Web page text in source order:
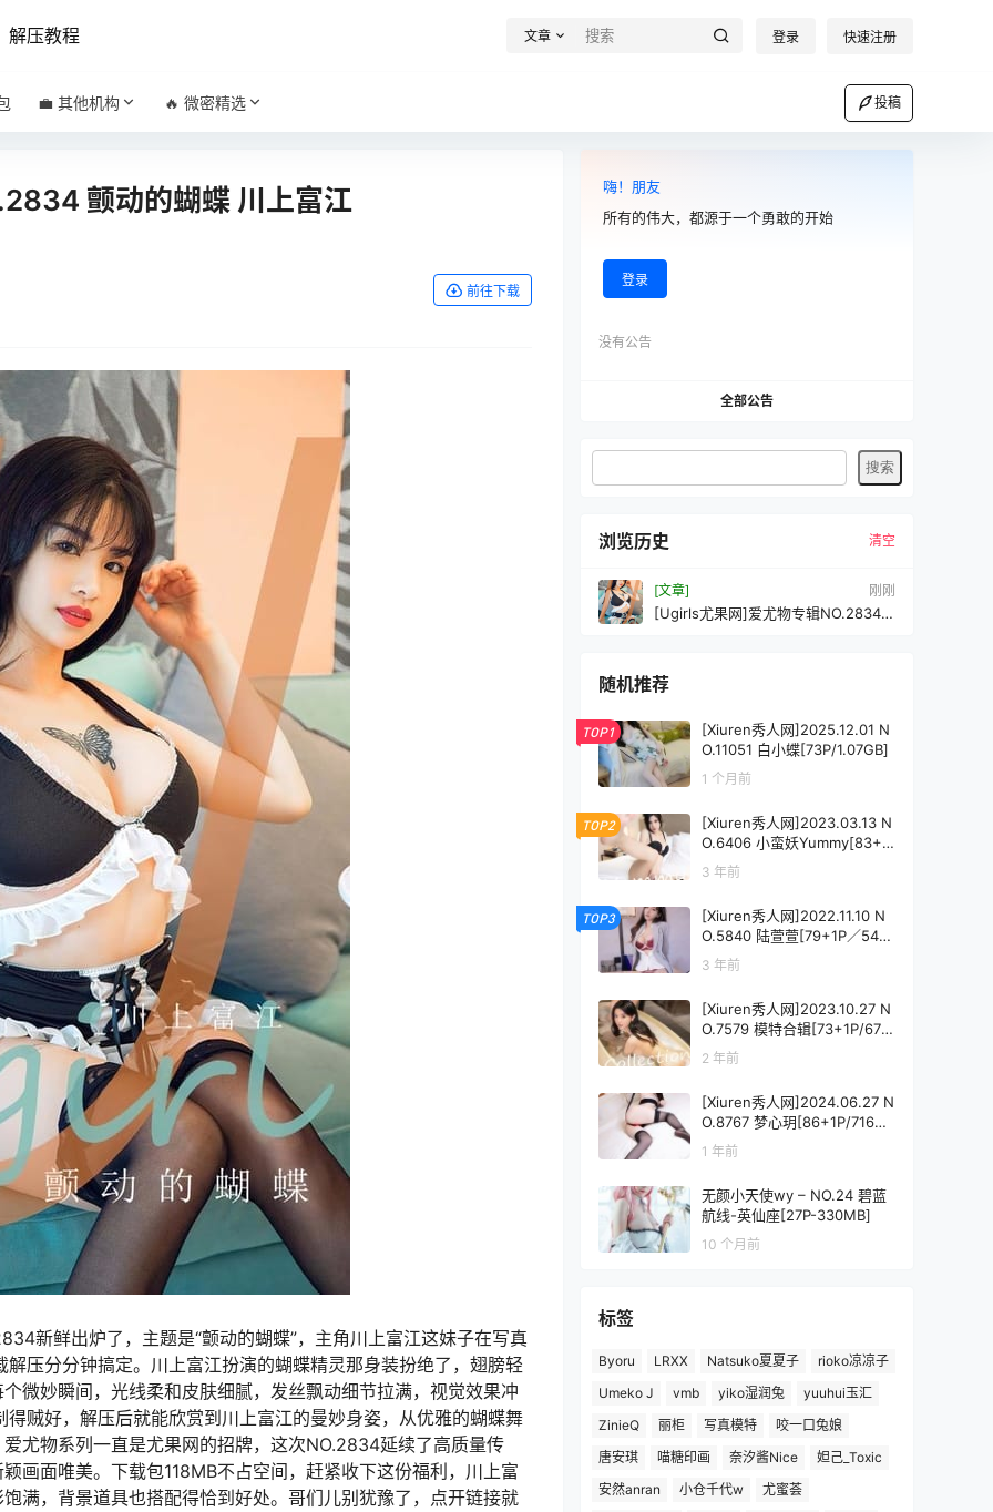
解压教程 文章 登录 快速注册
💼 其他机构 🔥 微密精选 投稿
颤动的蝴蝶 川上富江
前往下载
新鲜出炉了，主题是“颤动的蝴蝶”，主角川上富江这妹子在写真
压分分钟搞定。川上富江扮演的蝴蝶精灵那身装扮绝了，翅膀轻
微妙瞬间，光线柔和皮肤细腻，发丝飘动细节拉满，视觉效果冲
贼好，解压后就能欣赏到川上富江的曼妙身姿，从优雅的蝴蝶舞
尤物系列一直是尤果网的招牌，这次NO.2834延续了高质量传
画面唯美。下载包118MB不占空间，赶紧收下这份福利，川上富
满，背景道具也搭配得恰到好处。哥们儿别犹豫了，点开链接就
嗨！朋友
所有的伟大，都源于一个勇敢的开始
登录
没有公告
全部公告
浏览历史 清空
[文章] 刚刚
[Ugirls尤果网]爱尤物专辑NO.2834颤
随机推荐
TOP1
[Xiuren秀人网]2025.12.01 N
O.11051 白小蝶[73P/1.07GB]
1 个月前
TOP2
[Xiuren秀人网]2023.03.13 N
O.6406 小蛮妖Yummy[83+1
P／654MB]
3 年前
TOP3
[Xiuren秀人网]2022.11.10 N
O.5840 陆萱萱[79+1P／543
MB]
3 年前
[Xiuren秀人网]2023.10.27 N
O.7579 模特合辑[73+1P/671
MB]
2 年前
[Xiuren秀人网]2024.06.27 N
O.8767 梦心玥[86+1P/716M
B]
1 年前
无颜小天使wy – NO.24 碧蓝
航线-英仙座[27P-330MB]
10 个月前
标签
Byoru LRXX Natsuko夏夏子
rioko凉凉子
Umeko J
vmb yiko湿润兔
yuuhui玉汇
ZinieQ
丽柜 写真模特
咬一口兔娘
唐安琪
喵糖印画 奈汐酱Nice
妲己_Toxic
安然anran
小仓千代w
尤蜜荟